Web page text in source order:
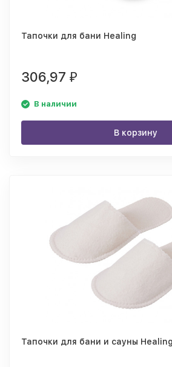
Тапочки для бани Healing
306,97 ₽
В наличии
В корзину
Тапочки для бани и сауны